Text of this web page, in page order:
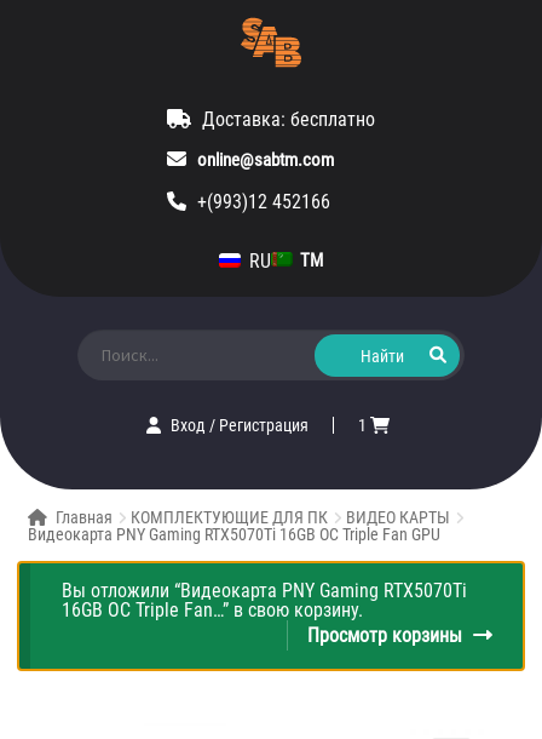
Доставка: бесплатно
online@sabtm.com
+(993)12 452166
RU TM
Вход/ Регистрация 1
Главная КОМПЛЕКТУЮЩИЕ ДЛЯ ПК
ВИДЕО КАРТЫ
Видеокарта PNY Gaming RTX5070Ti 16GB OC Triple Fan GPU
Вы отложили “Видеокарта PNY Gaming RTX5070Ti
16GB OC Triple Fan…” в свою корзину.
Просмотр корзины